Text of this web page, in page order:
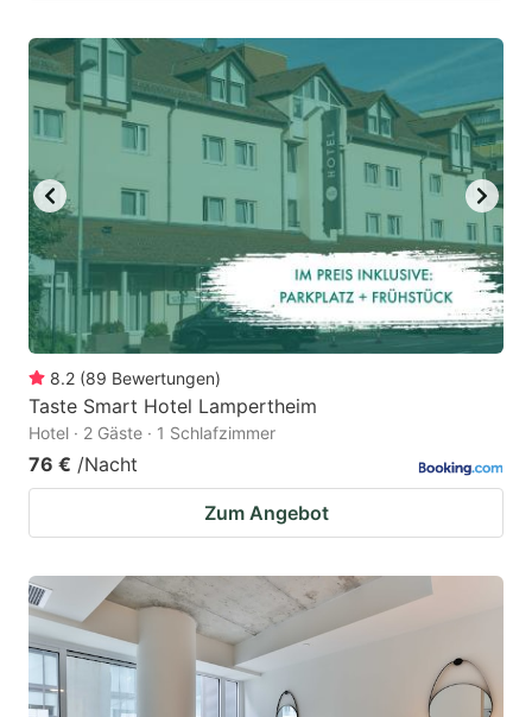
8.2 (89 Bewertungen)
Taste Smart Hotel Lampertheim
Hotel · 2 Gäste · 1 Schlafzimmer
76 € /Nacht
Zum Angebot